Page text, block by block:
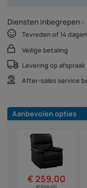
Diensten inbegrepen :
Tevreden of 14
Veilige betaling
Levering op afspraak
After-sales service
Aanbevolen opties
€ 259,00
€ 324,00